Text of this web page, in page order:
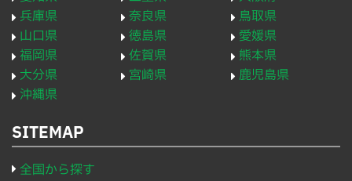
兵庫県
奈良県
鳥取県
山口県
徳島県
愛媛県
福岡県
佐賀県
熊本県
大分県
宮崎県
鹿児島県
沖縄県
SITEMAP
全国から探す